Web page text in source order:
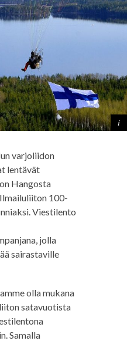
varjoliidon
lentävät
Hangosta
100-
Viestilento
jolla
sairastaville
olla mukana
satavuotista
Samalla